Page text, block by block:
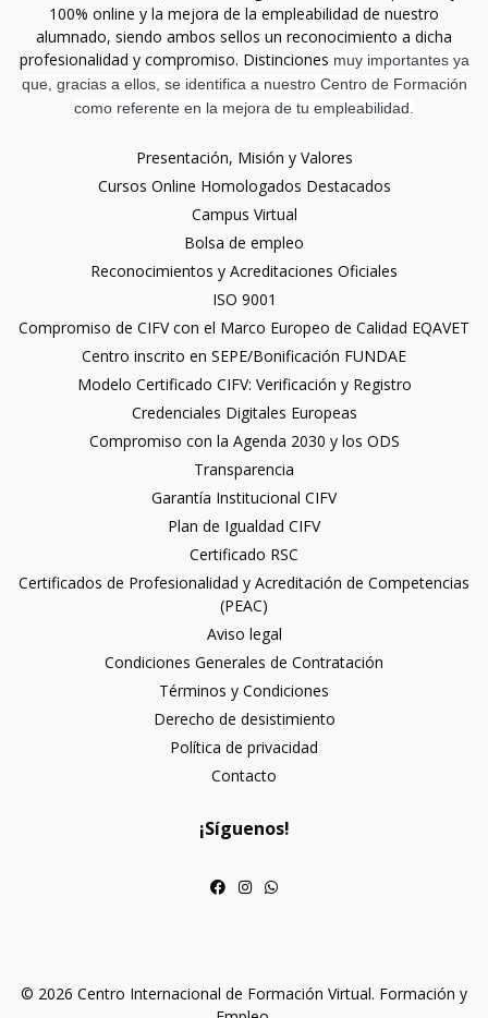
100% online y la mejora de la empleabilidad de nuestro
alumnado, siendo ambos sellos un reconocimiento a dicha
profesionalidad y compromiso. Distinciones muy importantes ya
que, gracias a ellos, se identifica a nuestro Centro de Formación
como referente en la mejora de tu empleabilidad.
Presentación, Misión y Valores
Cursos Online Homologados Destacados
Campus Virtual
Bolsa de empleo
Reconocimientos y Acreditaciones Oficiales
ISO 9001
Compromiso de CIFV con el Marco Europeo de Calidad EQAVET
Centro inscrito en SEPE/Bonificación FUNDAE
Modelo Certificado CIFV: Verificación y Registro
Credenciales Digitales Europeas
Compromiso con la Agenda 2030 y los ODS
Transparencia
Garantía Institucional CIFV
Plan de Igualdad CIFV
Certificado RSC
Certificados de Profesionalidad y Acreditación de Competencias
(PEAC)
Aviso legal
Condiciones Generales de Contratación
Términos y Condiciones
Derecho de desistimiento
Política de privacidad
Contacto
¡Síguenos!
© 2026 Centro Internacional de Formación Virtual. Formación y